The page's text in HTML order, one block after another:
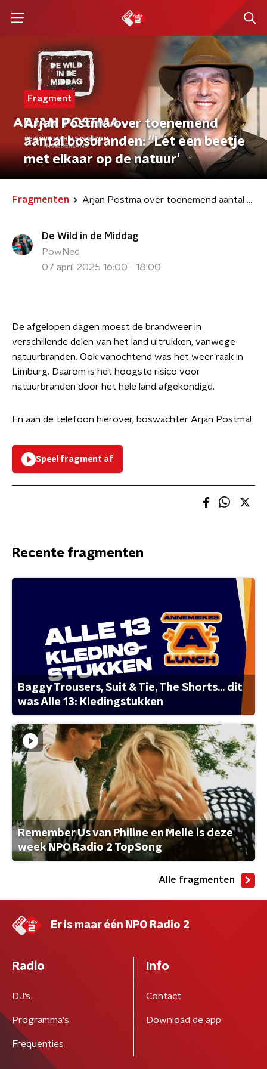
Fragment
Arjan Postma over toenemend
aantal bosbranden: ''Let een beetje
met elkaar op de natuur'
Fragmenten Arjan Postma over toenemend aantal bosbranden: ''Let een beetje met elkaar op de natuur'
De Wild in de Middag
PowNed
07 april 2025 16:00 - 18:00
De afgelopen dagen moest de brandweer in
verschillende delen van het land uitrukken, vanwege
natuurbranden. Ook vanochtend was het weer raak in
Limburg. Daarom is het hoogste risico voor
natuurbranden door het hele land afgekondigd.
En aan de telefoon hierover, boswachter Arjan Postma!
Speel fragment af
Recente fragmenten
Baggy Trousers, Suit & Tie, The Shorts... dit
was Alle 13: Kledingstukken
Remember Us van Philine en Melle is deze
week NPO Radio 2 TopSong
Alle fragmenten
Er is maar één NPO Radio 2
Radio
DJ’s
Programma's
Frequenties
Info
Contact
Download de app